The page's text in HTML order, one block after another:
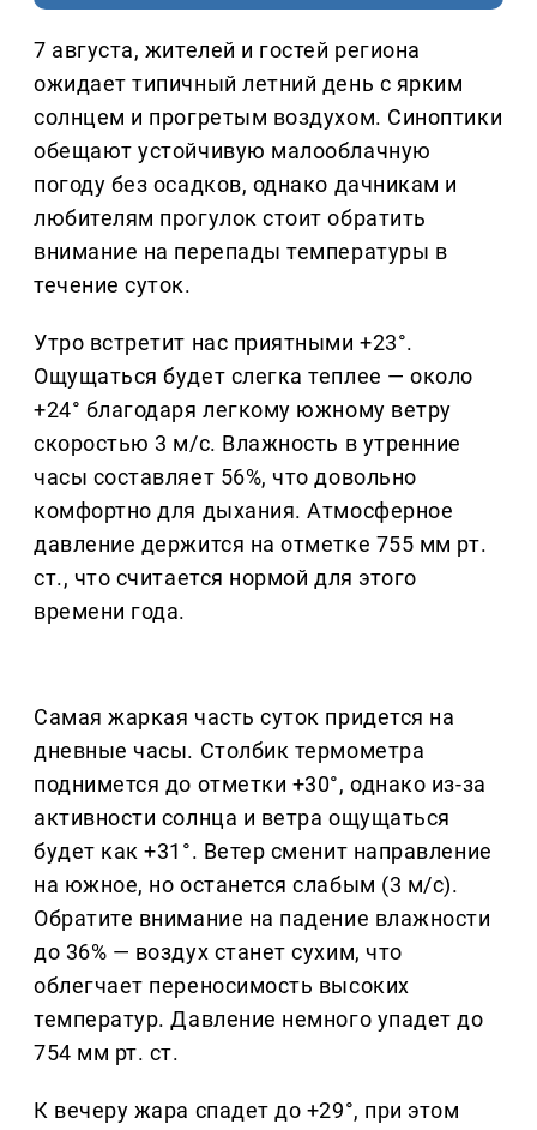
7 августа, жителей и гостей региона
ожидает типичный летний день с ярким
солнцем и прогретым воздухом. Синоптики
обещают устойчивую малооблачную
погоду без осадков, однако дачникам и
любителям прогулок стоит обратить
внимание на перепады температуры в
течение суток.
Утро встретит нас приятными +23°.
Ощущаться будет слегка теплее — около
+24° благодаря легкому южному ветру
скоростью 3 м/с. Влажность в утренние
часы составляет 56%, что довольно
комфортно для дыхания. Атмосферное
давление держится на отметке 755 мм рт.
ст., что считается нормой для этого
времени года.
Самая жаркая часть суток придется на
дневные часы. Столбик термометра
поднимется до отметки +30°, однако из-за
активности солнца и ветра ощущаться
будет как +31°. Ветер сменит направление
на южное, но останется слабым (3 м/с).
Обратите внимание на падение влажности
до 36% — воздух станет сухим, что
облегчает переносимость высоких
температур. Давление немного упадет до
754 мм рт. ст.
К вечеру жара спадет до +29°, при этом